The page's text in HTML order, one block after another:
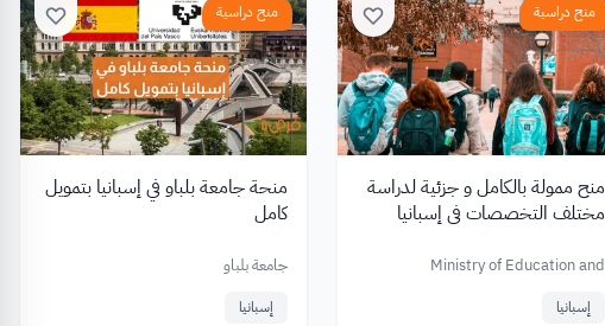
منح دراسية
منح ممولة بالكامل و جزئية لدراسة
مختلف التخصصات في إسبانيا
الإسبانية
Ministry of Education and
إسبانيا
منح دراسية
منحة جامعة بلباو في إسبانيا بتمويل
كامل
جامعة بلباو
إسبانيا